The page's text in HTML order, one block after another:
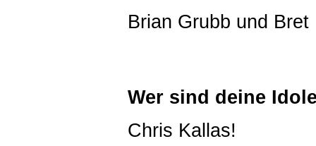
Brian Grubb und Bret
Wer sind deine
Chris Kallas!